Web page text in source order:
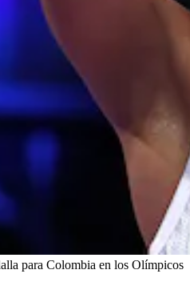
para Colombia en los Olímpicos